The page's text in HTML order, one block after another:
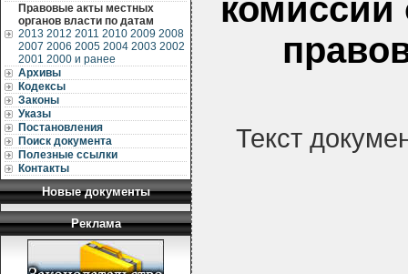
Правовые акты местных
органов власти по датам
2013 2012 2011 2010 2009 2008
2007 2006 2005 2004 2003 2002
2001 2000 и ранее
Архивы
Кодексы
Законы
Указы
Постановления
Поиск документа
Полезные ссылки
Контакты
Новые документы
Реклама
Текст